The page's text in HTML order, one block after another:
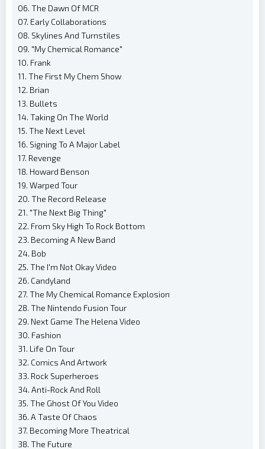
06. The Dawn Of MCR
07. Early Collaborations
08. Skylines And Turnstiles
09. "My Chemical Romance"
10. Frank
11. The First My Chem Show
12. Brian
13. Bullets
14. Taking On The World
15. The Next Level
16. Signing To A Major Label
17. Revenge
18. Howard Benson
19. Warped Tour
20. The Record Release
21. "The Next Big Thing"
22. From Sky High To Rock Bottom
23. Becoming A New Band
24. Bob
25. The I'm Not Okay Video
26. Candyland
27. The My Chemical Romance Explosion
28. The Nintendo Fusion Tour
29. Next Game The Helena Video
30. Fashion
31. Life On Tour
32. Comics And Artwork
33. Rock Superheroes
34. Anti-Rock And Roll
35. The Ghost Of You Video
36. A Taste Of Chaos
37. Becoming More Theatrical
38. The Future